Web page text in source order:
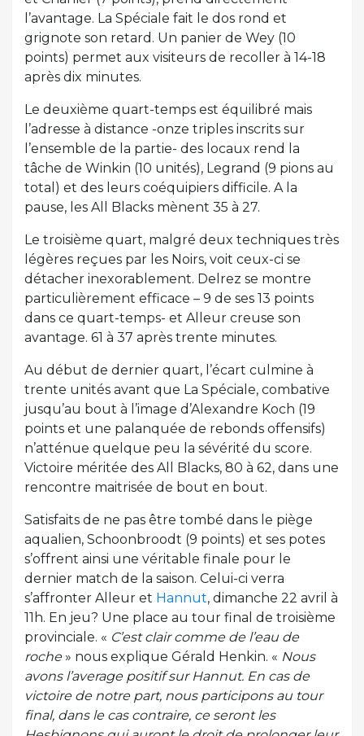
l’avantage. La Spéciale fait le dos rond et
grignote son retard. Un panier de Wey (10
points) permet aux visiteurs de recoller à 14-18
après dix minutes.
Le deuxième quart-temps est équilibré mais
l’adresse à distance -onze triples inscrits sur
l’ensemble de la partie- des locaux rend la
tâche de Winkin (10 unités), Legrand (9 pions au
total) et des leurs coéquipiers difficile. A la
pause, les All Blacks mènent 35 à 27.
Le troisième quart, malgré deux techniques très
légères reçues par les Noirs, voit ceux-ci se
détacher inexorablement. Delrez se montre
particulièrement efficace – 9 de ses 13 points
dans ce quart-temps- et Alleur creuse son
avantage. 61 à 37 après trente minutes.
Au début de dernier quart, l’écart culmine à
trente unités avant que La Spéciale, combative
jusqu’au bout à l’image d’Alexandre Koch (19
points et une palanquée de rebonds offensifs)
n’atténue quelque peu la sévérité du score.
Victoire méritée des All Blacks, 80 à 62, dans une
rencontre maitrisée de bout en bout.
Satisfaits de ne pas être tombé dans le piège
aqualien, Schoonbroodt (9 points) et ses potes
s’offrent ainsi une véritable finale pour le
dernier match de la saison. Celui-ci verra
s’affronter Alleur et Hannut, dimanche 22 avril à
11h. En jeu? Une place au tour final de troisième
provinciale. « C’est clair comme de l’eau de
roche» nous explique Gérald Henkin. « Nous
avons l’average positif sur Hannut. En cas de
victoire de notre part, nous participons au tour
final, dans le cas contraire, ce seront les